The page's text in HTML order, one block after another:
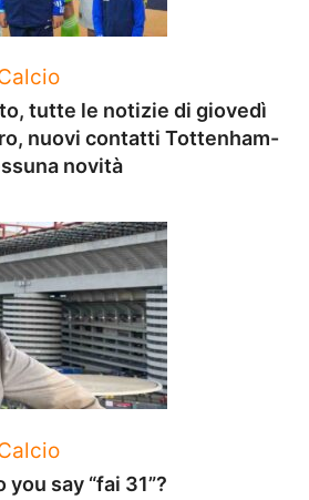
tutte le notizie di giovedì
nuovi contatti Tottenham-
novità
say “fai 31”?